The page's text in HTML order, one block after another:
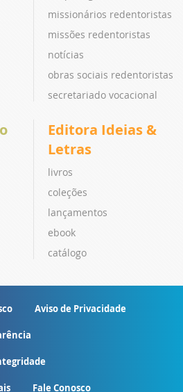
missionários redentoristas
missões redentoristas
notícias
obras sociais redentoristas
secretariado vocacional
Editora Ideias &
Letras
livros
coleções
lançamentos
ebook
catálogo
Aviso de Privacidade
Fale Conosco